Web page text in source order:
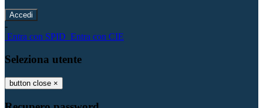
-
Entra con SPID Entra con CIE
Seleziona utente
button close ×